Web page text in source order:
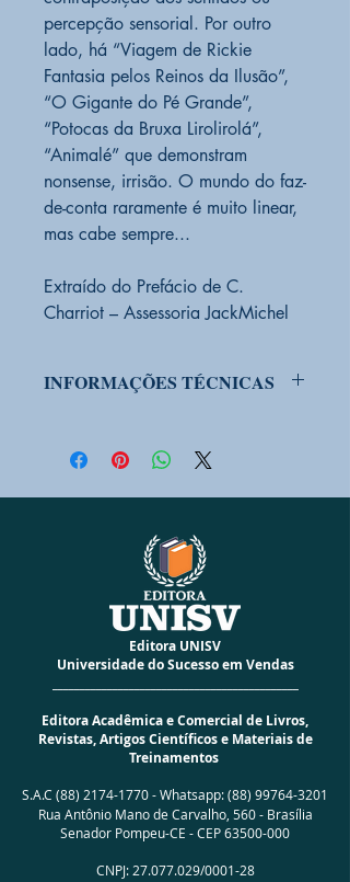
percepção sensorial. Por outro
lado, há “Viagem de Rickie
Fantasia pelos Reinos da Ilusão”,
“O Gigante do Pé Grande”,
“Potocas da Bruxa Lirolirolá”,
“Animalé” que demonstram
nonsense, irrisão. O mundo do faz-
de-conta raramente é muito linear,
mas cabe sempre...
Extraído do Prefácio de C.
Charriot – Assessoria JackMichel
INFORMAÇÕES TÉCNICAS
CONDIÇÃO DO PRODUTO:
EDITORA
VibeBooks (Selo jovem
UNISV)
20 cm
13,7 cm
0,180 Kg
ACABAMENTOEspecial Brochura
I.S.B.N.978-65-89844-01-3
NÚMERO DA EDIÇÃO
ANO DA EDIÇÃO2021
IDIOMAPortuguês
AUTORASJaqueline Ramos |
Micheline Ramos (Grupo Literário
JackMichel)
Editora UNISV
Universidade do Sucesso em Vendas
Editora Acadêmica e Comercial de Livros,
Revistas, Artigos Científicos e Materiais de
Treinamentos
S.A.C (88) 2174-1770-Whatsapp:(88) 99764-3201
Rua Antônio Mano de Carvalho, 560 - Brasília
Senador Pompeu-CE - CEP63500-000
CNPJ: 27.077.029/0001­-28